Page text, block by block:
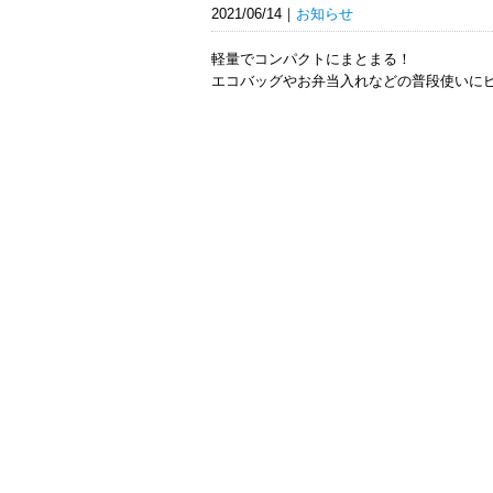
2021/06/14 お知らせ
軽量でコンパクトにまとまる！
エコバッグやお弁当入れなどの普段使いに